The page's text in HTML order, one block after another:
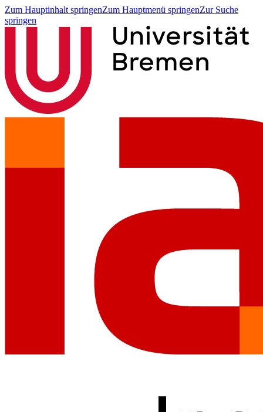
Zum Hauptinhalt springenZum Hauptmenü springenZur Suche
springen